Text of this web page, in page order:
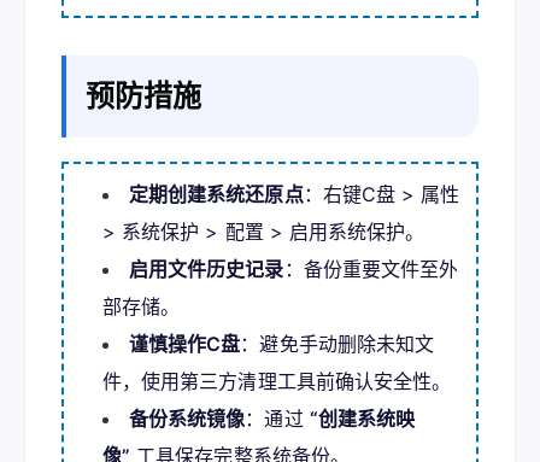
预防措施
定期创建系统还原点：右键C盘 > 属性
> 系统保护 > 配置 > 启用系统保护。
启用文件历史记录 ：备份重要文件至外
部存储。
谨慎操作C盘：避免手动删除未知文
件，使用第三方清理工具前确认安全性。
备份系统镜像：通过 “创建系统映
像” 工具保存完整系统备份。